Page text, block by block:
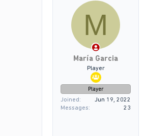
M
María Garcia
Player
Player
Joined
Jun 19, 2022
Messages
23